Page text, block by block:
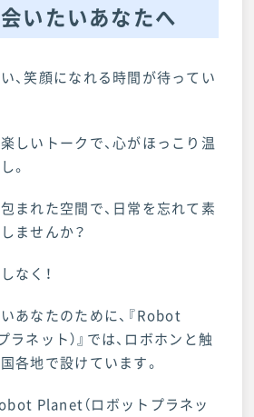
いたいあなたへ
、笑顔になれる時間が待ってい
しいトークで、心がほっこり温
。
まれた空間で、日常を忘れて素
ませんか？
なく！
あなたのために、『Robot
ネット）』では、ロボホンと触
各地で設けています。
Planet（ロボットプラネッ